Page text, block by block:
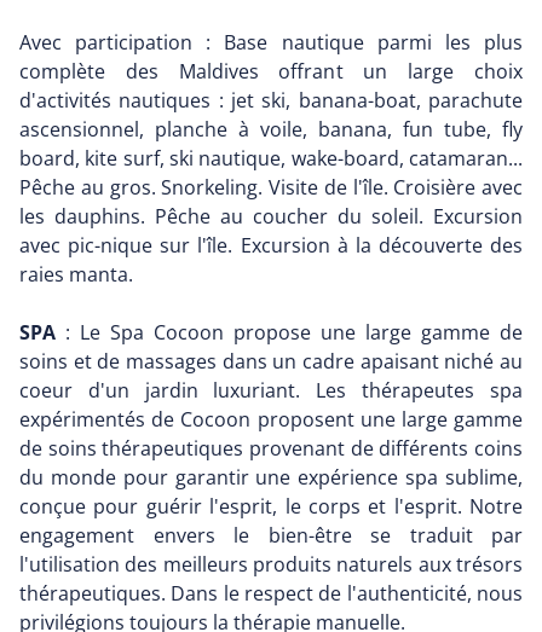
Avec participation : Base nautique parmi les plus
complète des Maldives offrant un large choix
d'activités nautiques : jet ski, banana-boat, parachute
ascensionnel, planche à voile, banana, fun tube, fly
board, kite surf, ski nautique, wake-board, catamaran...
Pêche au gros. Snorkeling. Visite de l'île. Croisière avec
les dauphins. Pêche au coucher du soleil. Excursion
avec pic-nique sur l'île. Excursion à la découverte des
raies manta.
SPA : Le Spa Cocoon propose une large gamme de
soins et de massages dans un cadre apaisant niché au
coeur d'un jardin luxuriant. Les thérapeutes spa
expérimentés de Cocoon proposent une large gamme
de soins thérapeutiques provenant de différents coins
du monde pour garantir une expérience spa sublime,
conçue pour guérir l'esprit, le corps et l'esprit. Notre
engagement envers le bien-être se traduit par
l'utilisation des meilleurs produits naturels aux trésors
thérapeutiques. Dans le respect de l'authenticité, nous
privilégions toujours la thérapie manuelle.